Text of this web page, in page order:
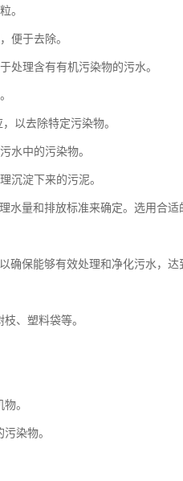
。
便于去除。
处理含有有机污染物的污水。
以去除特定污染物。
水中的污染物。
沉淀下来的污泥。
水量和排放标准来确定。选用合
保能够有效处理和净化污水，达
、塑料袋等。
。
染物。